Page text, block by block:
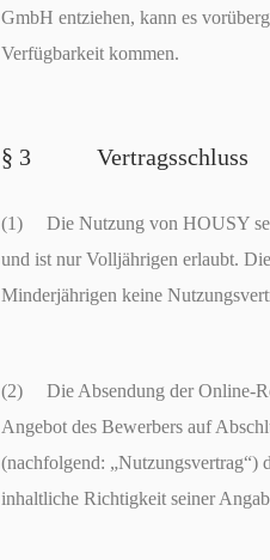
GmbH entziehen, kann es
Verfügbarkeit kommen.
§ 3 Vertragsschluss
(1) Die Nutzung von HOUSY
und ist nur Volljährigen erlaubt.
Minderjährigen keine
(2) Die Absendung der Online-
Angebot des Bewerbers auf
(nachfolgend: „Nutzungsvertrag“)
inhaltliche Richtigkeit seiner